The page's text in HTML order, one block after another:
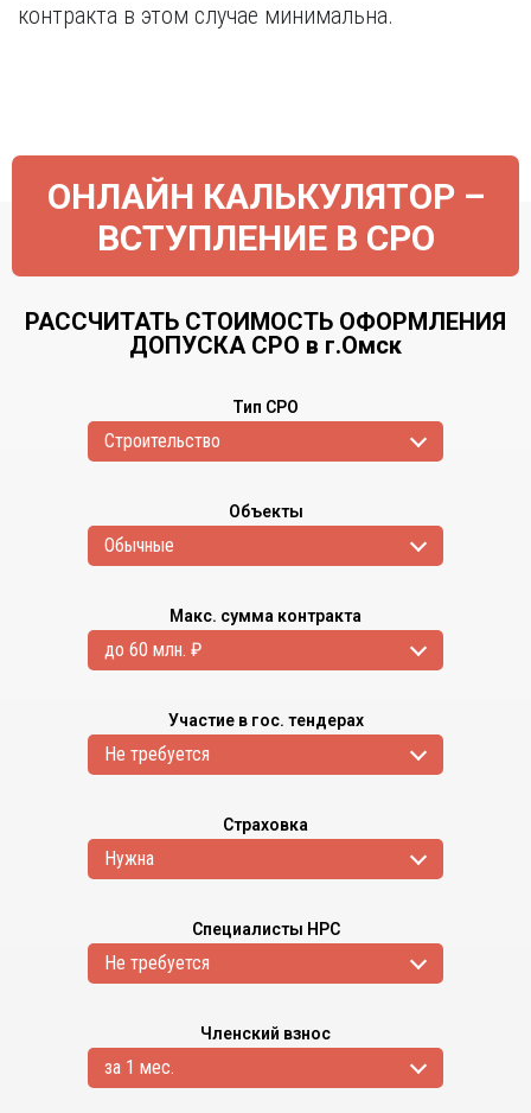
контракта в этом случае минимальна.
ОНЛАЙН КАЛЬКУЛЯТОР –
ВСТУПЛЕНИЕ В СРО
РАССЧИТАТЬ СТОИМОСТЬ ОФОРМЛЕНИЯ
ДОПУСКА СРО в г.Омск
Тип СРО
Cтроительство
Объекты
Обычные
Макс. сумма контракта
до 60 млн. ₽
Участие в гос. тендерах
Не требуется
Страховка
Нужна
Специалисты НРС
Не требуется
Членский взнос
за 1 мес.